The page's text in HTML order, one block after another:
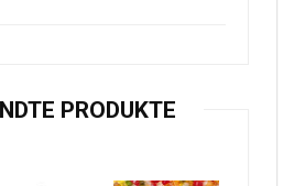
PRODUKTE